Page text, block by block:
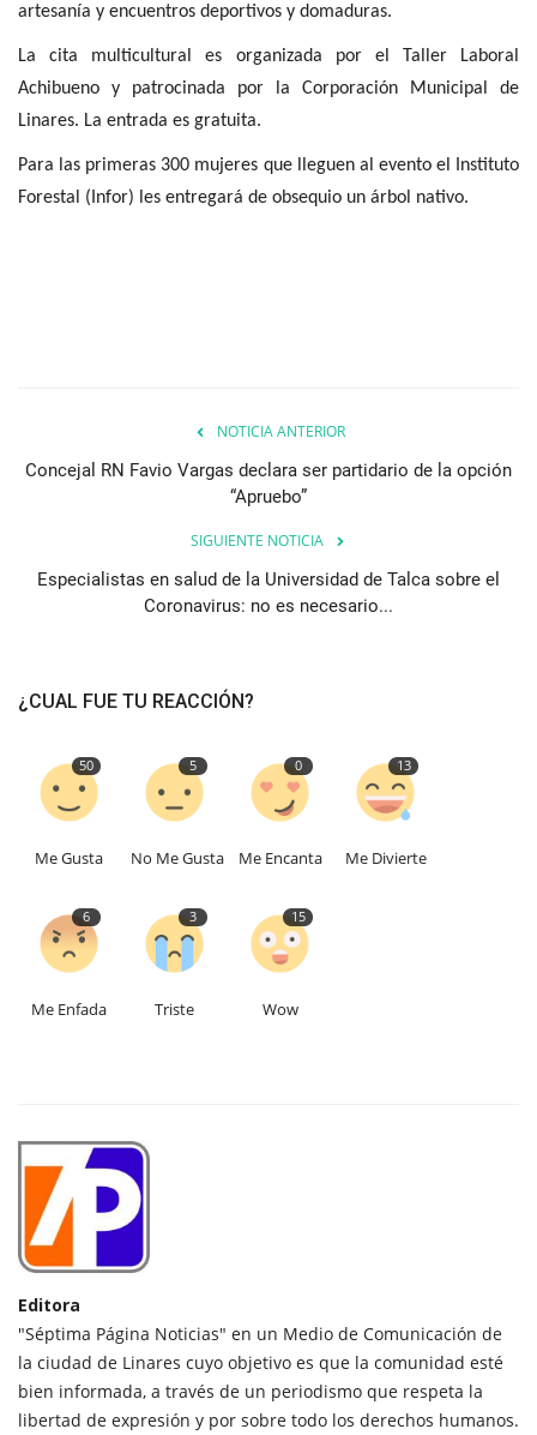
artesanía y encuentros deportivos y domaduras.
La cita multicultural es organizada por el Taller Laboral
Achibueno y patrocinada por la Corporación Municipal de
Linares. La entrada es gratuita.
Para las primeras 300 mujeres que lleguen al evento el Instituto
Forestal (Infor) les entregará de obsequio un árbol nativo.
NOTICIA ANTERIOR
Concejal RN Favio Vargas declara ser partidario de la opción
“Apruebo”
SIGUIENTE NOTICIA
Especialistas en salud de la Universidad de Talca sobre el
Coronavirus: no es necesario...
¿CUAL FUE TU REACCIÓN?
50
Me Gusta
5
No Me Gusta
0
Me Encanta
13
Me Divierte
6
Me Enfada
3
Triste
15
Wow
Editora
"Séptima Página Noticias" en un Medio de Comunicación de
la ciudad de Linares cuyo objetivo es que la comunidad esté
bien informada, a través de un periodismo que respeta la
libertad de expresión y por sobre todo los derechos humanos.